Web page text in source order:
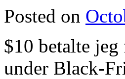
Posted on
$10 betalte jeg
under Black-